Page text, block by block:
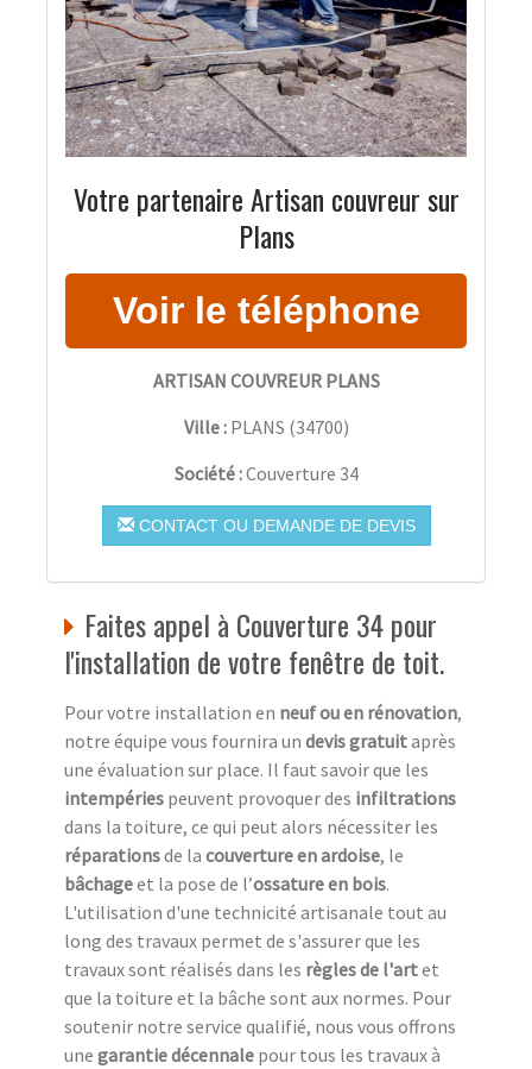
Votre partenaire Artisan couvreur sur
Plans
ARTISAN COUVREUR PLANS
Ville : PLANS (34700)
Société :Couverture 34
CONTACT OU DEMANDE DE DEVIS
Faites appel à Couverture 34 pour
l'installation de votre fenêtre de toit.
Pour votre installation en neuf ou en rénovation,
notre équipe vous fournira un devis gratuitaprès
une évaluation sur place. Il faut savoir que les
intempéries peuvent provoquer des infiltrations
dans la toiture, ce qui peut alors nécessiter les
réparationsde la couverture en ardoise, le
bâchageet la pose de l’ossature en bois.
L'utilisation d'une technicité artisanale tout au
long des travaux permet de s'assurer que les
travaux sont réalisés dans les règles de l'artet
que la toiture et la bâche sont aux normes. Pour
soutenir notre service qualifié, nous vous offrons
une garantie décennale pour tous les travaux à